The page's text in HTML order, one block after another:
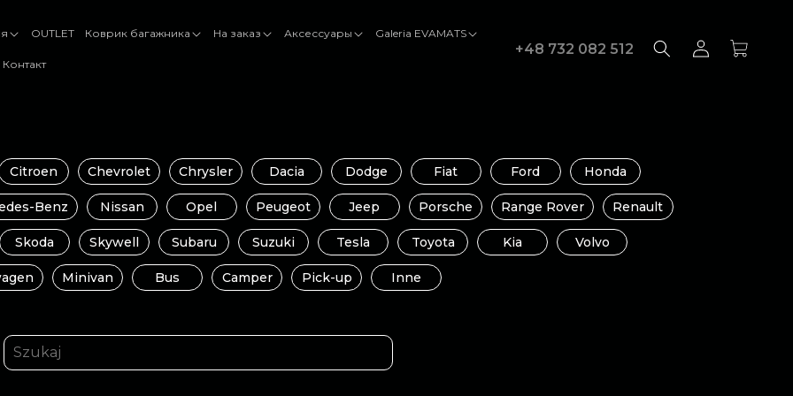
OUTLET Коврик багажника На заказ Аксессуары Galeria EVAMATS
Контакт
+48 732 082 512 Войти Корзина
Citroen Chevrolet Chrysler Dacia Dodge Fiat Ford Honda
Benz Nissan Opel Peugeot Jeep Porsche Range Rover Renault
Skoda Skywell Subaru Suzuki Tesla Toyota Kia Volvo
Minivan Bus Camper Pick-up Inne